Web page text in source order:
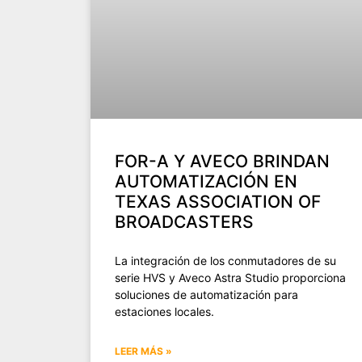
FOR-A Y AVECO BRINDAN
AUTOMATIZACIÓN EN
TEXAS ASSOCIATION OF
BROADCASTERS
La integración de los conmutadores de su
serie HVS y Aveco Astra Studio proporciona
soluciones de automatización para
estaciones locales.
LEER MÁS »